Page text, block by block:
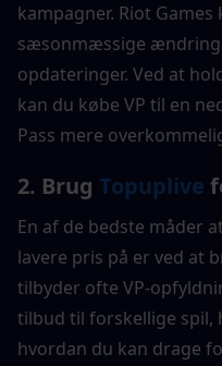
kampagner. Riot
sæsonmæssige
opdateringer. Ved at
kan du købe VP til en
Pass mere
2. Brug Topuplive
En af de bedste måder
lavere pris på er ved at
tilbyder ofte VP-
tilbud til forskellige spil,
hvordan du kan drage